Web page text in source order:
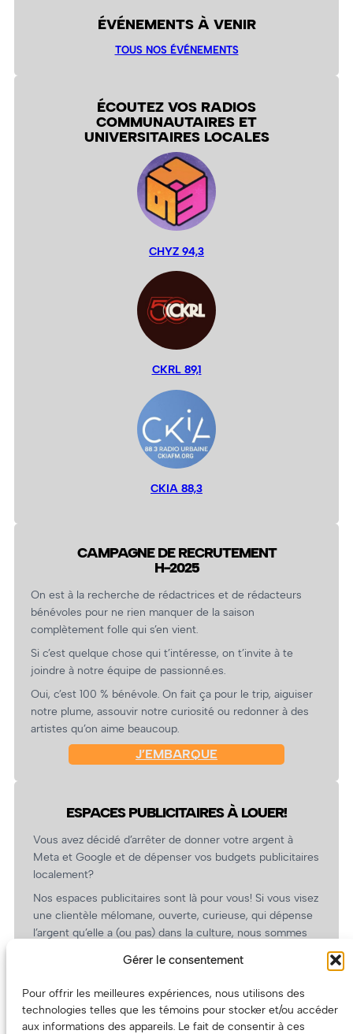
Gérer le consentement
Pour offrir les meilleures expériences, nous utilisons des
technologies telles que les témoins pour stocker et/ou accéder
aux informations des appareils. Le fait de consentir à ces
ÉVÉNEMENTS À VENIR
TOUS NOS ÉVÉNEMENTS
ÉCOUTEZ VOS RADIOS
COMMUNAUTAIRES ET
UNIVERSITAIRES LOCALES
CHYZ 94,3
CKRL 89,1
CKIA 88,3
CAMPAGNE DE RECRUTEMENT
H-2025
On est à la recherche de rédactrices et de rédacteurs
bénévoles pour ne rien manquer de la saison
complètement folle qui s’en vient.
Si c’est quelque chose qui t’intéresse, on t’invite à te
joindre à notre équipe de passionné.es.
Oui, c’est 100 % bénévole. On fait ça pour le trip, aiguiser
notre plume, assouvir notre curiosité ou redonner à des
artistes qu’on aime beaucoup.
J’EMBARQUE
ESPACES PUBLICITAIRES À LOUER!
Vous avez décidé d’arrêter de donner votre argent à
Meta et Google et de dépenser vos budgets publicitaires
localement?
Nos espaces publicitaires sont là pour vous! Si vous visez
une clientèle mélomane, ouverte, curieuse, qui dépense
l’argent qu’elle a (ou pas) dans la culture, nous sommes
revient.
(Oui, on va avoir des tarifs spéciaux pour vous, les